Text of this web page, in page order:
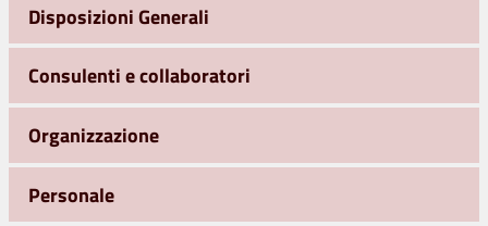
Disposizioni Generali
Consulenti e collaboratori
Organizzazione
Personale